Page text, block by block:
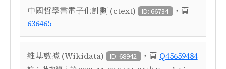
中國哲學書電子化計劃 (ctext) ID: 66734 ，頁
636465
維基數據 (Wikidata) ID: 68942 ，頁 Q45659484